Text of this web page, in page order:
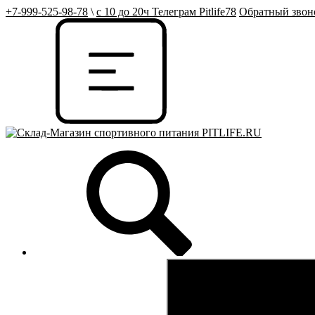
+7-999-525-98-78 \ с 10 до 20ч Телеграм Pitlife78 Обратный